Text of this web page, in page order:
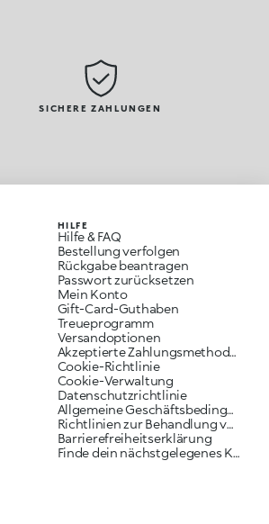
SICHERE ZAHLUNGEN
HILFE
Hilfe & FAQ
Bestellung verfolgen
Rückgabe beantragen
Passwort zurücksetzen
Mein Konto
Gift-Card-Guthaben
Treueprogramm
Versandoptionen
Akzeptierte Zahlungsmethoden
Cookie-Richtlinie
Cookie-Verwaltung
Datenschutzrichtlinie
Allgemeine Geschäftsbedingungen
Richtlinien zur Behandlung von Reklamationen
Barrierefreiheitserklärung
Finde dein nächstgelegenes KIKO Geschäft